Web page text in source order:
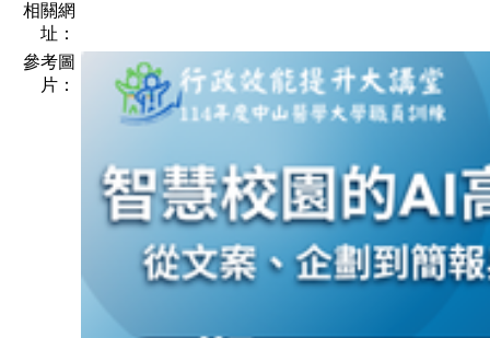
相關網
址：
參考圖
片：